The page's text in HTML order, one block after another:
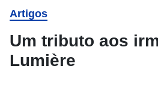
Artigos
Um tributo aos
Lumière